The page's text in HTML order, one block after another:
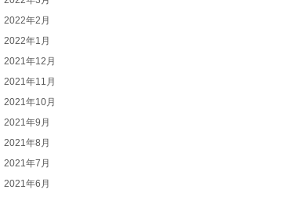
2022年2月
2022年1月
2021年12月
2021年11月
2021年10月
2021年9月
2021年8月
2021年7月
2021年6月